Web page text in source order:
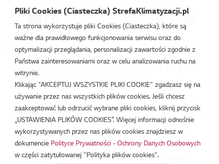
Strefa Klimatyzacji /Wydarzenia/Multi V Instalacje [ON-LINE]
Multi V Instalacje [ON-LINE]
wrz 23, 2020
Data:23/09/2020
Godzina:9:00 - 14:00
Lokalizacja:To wydarzenie odbywa się online. Link do
niego zostanie wysłany w wiadomości potwierdzającej
Pliki Cookies (Ciasteczka) StrefaKlimatyzacji.pl
Ta strona wykorzystuje pliki Cookies (Ciasteczka), które są
ważne dla prawidłowego funkcjonowania serwisu oraz do
optymalizacji przeglądania, personalizacji zawartości zgodnie z
Państwa zainteresowaniami oraz w celu analizowania ruchu na
witrynie.
Klikając "AKCEPTUJ WSZYSTKIE PLIKI COOKIE" zgadzasz się na
używanie przez nas wszystkich plików cookies. Jeśli chcesz
zaakceptować lub odrzucić wybrane pliki cookies, kliknij przycisk
„USTAWIENIA PLIKÓW COOKIES”. Więcej informacji odnośnie
wykorzystywanych przez nas plików cookies znajdziesz w
dokumencie Polityce Prywatności - Ochrony Danych Osobowych
w części zatytułowanej "Polityka plików cookies".